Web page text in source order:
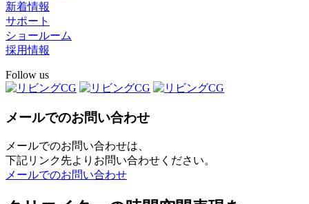
新着情報
サポート
ショールーム
採用情報
Follow us
メールでのお問い合わせ
メールでのお問い合わせは、
下記リンク先よりお問い合わせください。
メールでのお問い合わせ